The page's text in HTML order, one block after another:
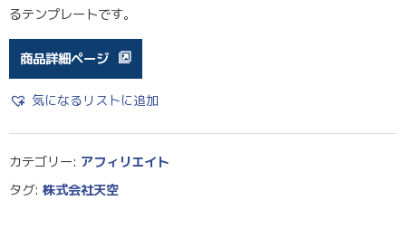
るテンプレートです。
商品詳細ページ
気になるリストに追加
カテゴリー: アフィリエイト
タグ: 株式会社天空